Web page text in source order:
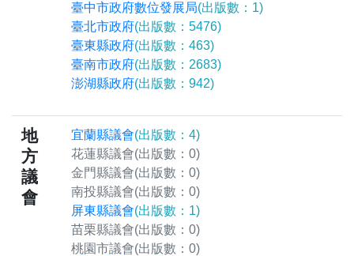
臺中市政府數位發展局(出版數：1)
臺北市政府(出版數：5476)
臺東縣政府(出版數：463)
臺南市政府(出版數：2683)
澎湖縣政府(出版數：942)
地
方
議
會
宜蘭縣議會(出版數：4)
花蓮縣議會(出版數：0)
金門縣議會(出版數：0)
南投縣議會(出版數：0)
屏東縣議會(出版數：1)
苗栗縣議會(出版數：0)
桃園市議會(出版數：0)